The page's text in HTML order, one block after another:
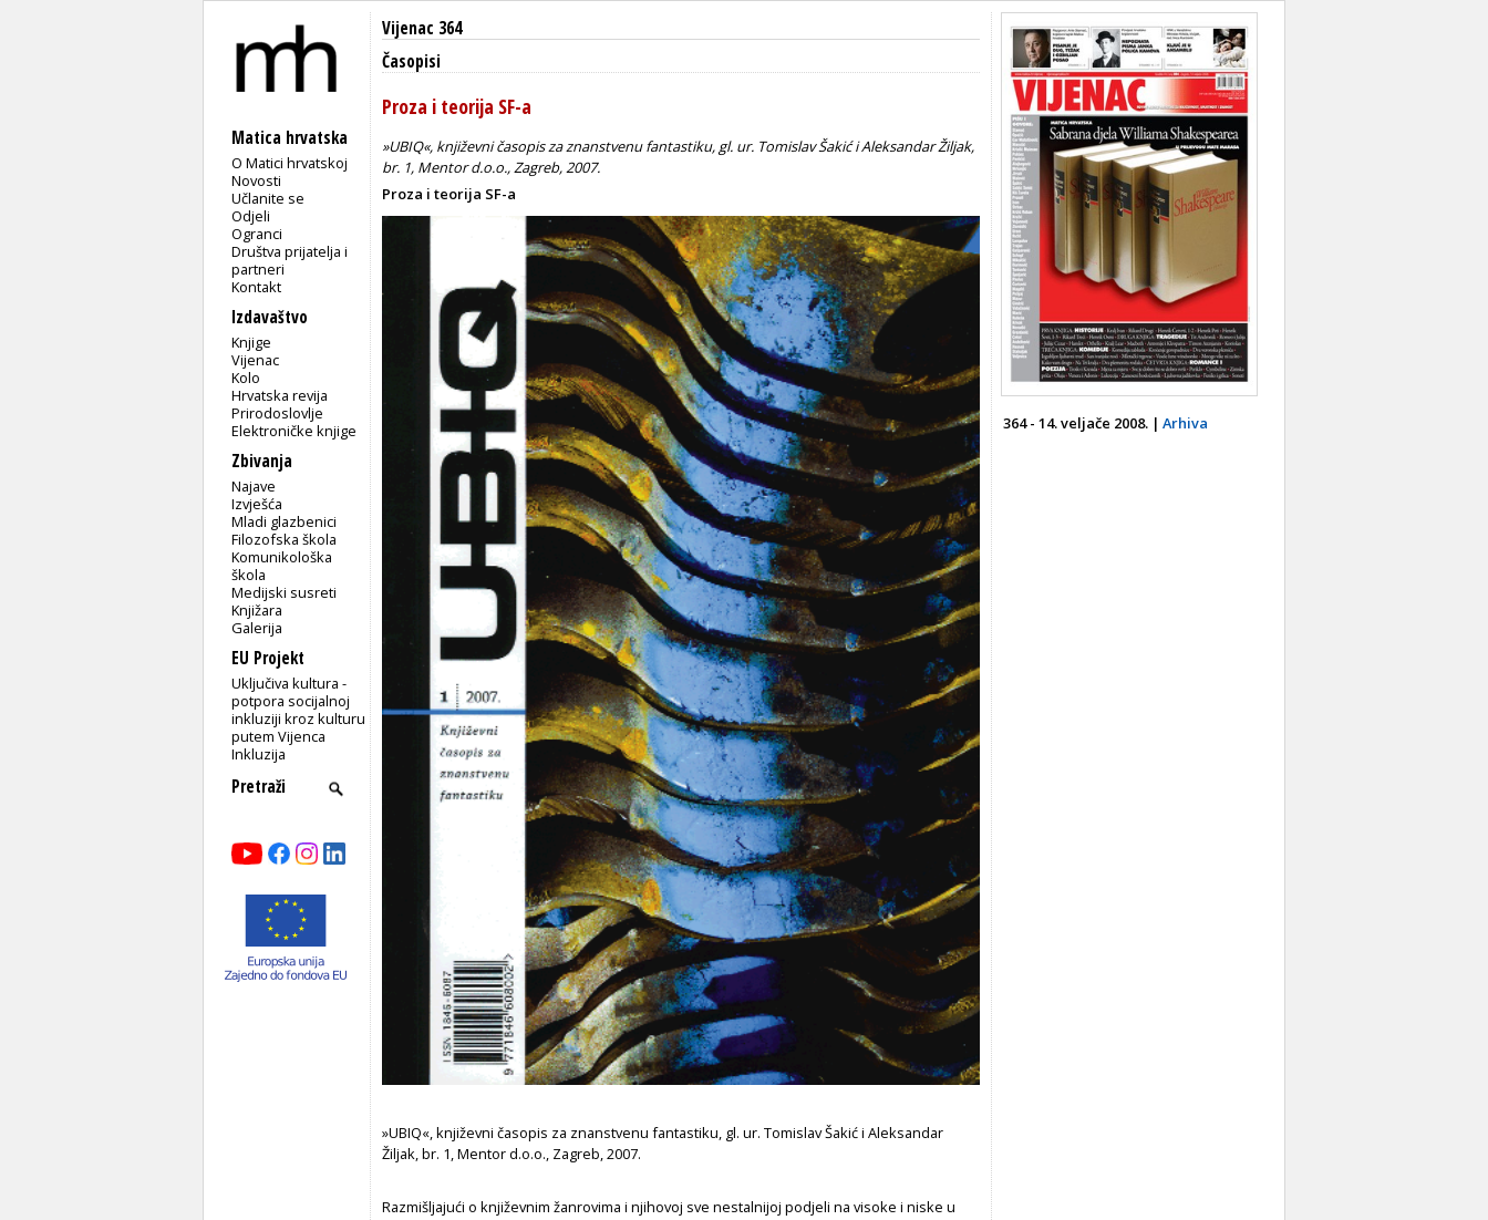
Matica hrvatska
O Matici hrvatskoj
Novosti
Učlanite se
Odjeli
Ogranci
Društva prijatelja i
partneri
Kontakt
Izdavaštvo
Knjige
Vijenac
Kolo
Hrvatska revija
Prirodoslovlje
Elektroničke knjige
Zbivanja
Najave
Izvješća
Mladi glazbenici
Filozofska škola
Komunikološka
škola
Medijski susreti
Knjižara
Galerija
EU Projekt
Uključiva kultura -
potpora socijalnoj
inkluziji kroz kulturu
putem Vijenca
Inkluzija
Vijenac 364
Časopisi
Proza i teorija SF-a
»UBIQ«, književni časopis za znanstvenu fantastiku, gl. ur. Tomislav Šakić i Aleksandar Žiljak,
br. 1, Mentor d.o.o., Zagreb, 2007.
Proza i teorija SF-a
»UBIQ«, književni časopis za znanstvenu fantastiku, gl. ur. Tomislav Šakić i Aleksandar
Žiljak, br. 1, Mentor d.o.o., Zagreb, 2007.
Razmišljajući o književnim žanrovima i njihovoj sve nestalnijoj podjeli na visoke i niske u
364 - 14. veljače 2008. | Arhiva